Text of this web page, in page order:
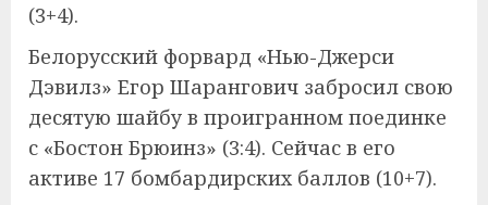
(3+4).
Белорусский форвард «Нью-Джерси
Дэвилз» Егор Шарангович забросил свою
десятую шайбу в проигранном поединке
с «Бостон Брюинз» (3:4). Сейчас в его
активе 17 бомбардирских баллов (10+7).